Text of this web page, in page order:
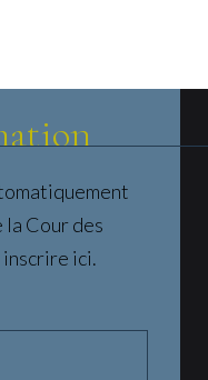
Cour des
inscrire ici.